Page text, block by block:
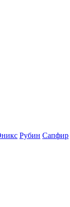
Рубин Сапфир